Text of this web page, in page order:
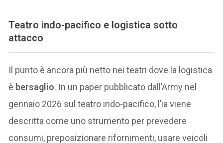
Teatro indo-pacifico e logistica sotto
attacco
Il punto è ancora più netto nei teatri dove la logistica
è bersaglio. In un paper pubblicato dall’Army nel
gennaio 2026 sul teatro indo-pacifico, l’ia viene
descritta come uno strumento per prevedere
consumi, preposizionare rifornimenti, usare veicoli